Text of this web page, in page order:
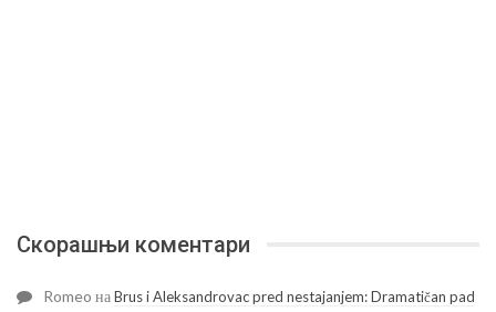
Скорашњи коментари
Romeo наBrus i Aleksandrovac pred nestajanjem: Dramatičan pad